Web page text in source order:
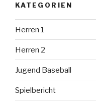
KATEGORIEN
Herren 1
Herren 2
Jugend Baseball
Spielbericht